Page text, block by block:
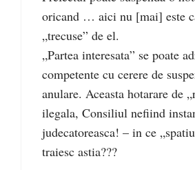
oricand … aici nu [mai] este
„trecuse” de el.
„Partea interesata” se poate
competente cu cerere de
anulare. Aceasta hotarare de
ilegala, Consiliul nefiind
judecatoreasca! – in ce
traiesc astia???